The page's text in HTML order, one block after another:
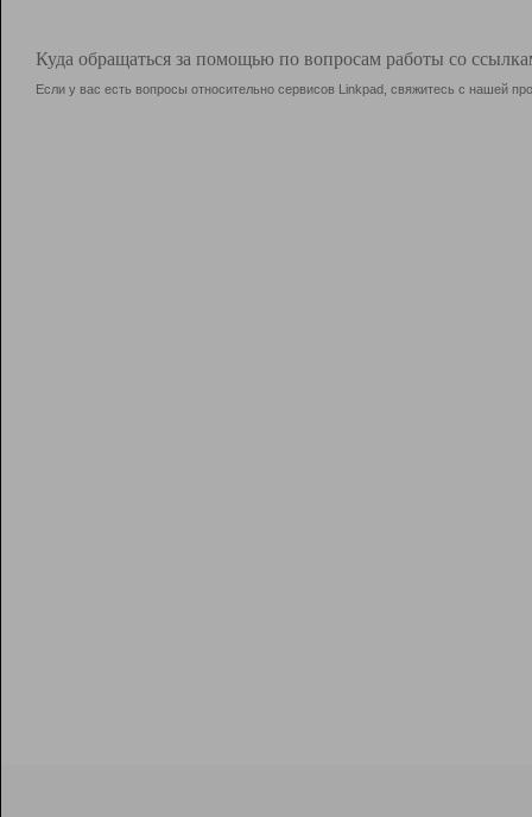
Куда обращаться за помощью по вопросам работы со
Если у вас есть вопросы относительно сервисов Linkpad, свяжитесь с нашей